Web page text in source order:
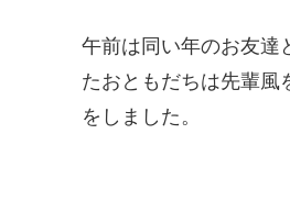
午前は同い年のお友達
たおともだちは先輩風
をしました。